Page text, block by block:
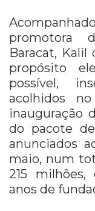
promotora
Baracat,
propósito
possível,
acolhidos
inauguração
do pacote
anunciados
maio, num
215 milhões,
anos de